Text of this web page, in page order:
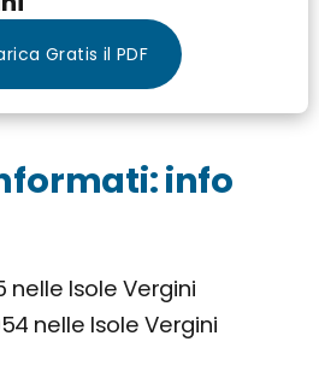
info
nelle Isole Vergini
nelle Isole Vergini